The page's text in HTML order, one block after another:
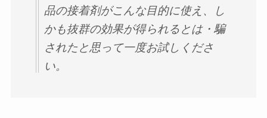
品の接着剤がこんな目的に使え、し
かも抜群の効果が得られるとは・騙
されたと思って一度お試しくださ
い。